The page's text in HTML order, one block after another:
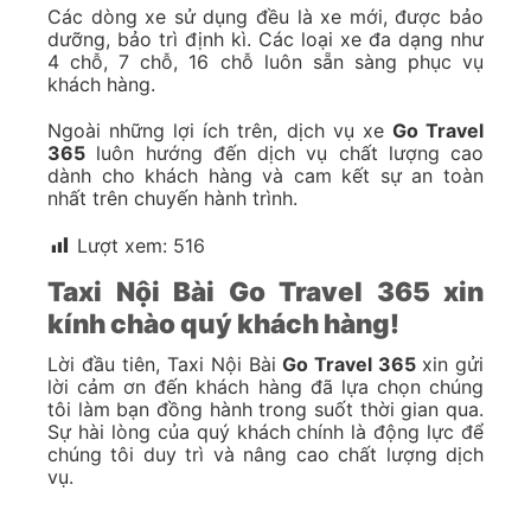
Các dòng xe sử dụng đều là xe mới, được bảo
dưỡng, bảo trì định kì. Các loại xe đa dạng như
4 chỗ, 7 chỗ, 16 chỗ luôn sẵn sàng phục vụ
khách hàng.
Ngoài những lợi ích trên, dịch vụ xe Go Travel
365 luôn hướng đến dịch vụ chất lượng cao
dành cho khách hàng và cam kết sự an toàn
nhất trên chuyến hành trình.
Lượt xem: 516
Taxi Nội Bài Go Travel 365 xin
kính chào quý khách hàng!
Lời đầu tiên, Taxi Nội BàiGo Travel 365 xin gửi
lời cảm ơn đến khách hàng đã lựa chọn chúng
tôi làm bạn đồng hành trong suốt thời gian qua.
Sự hài lòng của quý khách chính là động lực để
chúng tôi duy trì và nâng cao chất lượng dịch
vụ.